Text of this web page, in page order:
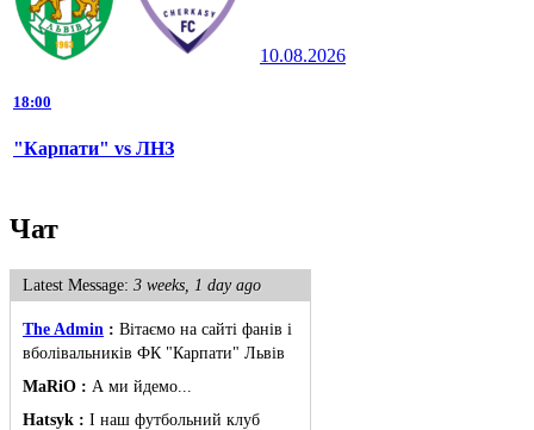
10.08.2026
18:00
"Карпати" vs ЛНЗ
Чат
Latest Message: 3 weeks, 1 day ago
The Admin : Вітаємо на сайті фанів і
вболівальників ФК "Карпати" Львів
MaRiO : А ми йдемо...
Hatsyk : І наш футбольний клуб